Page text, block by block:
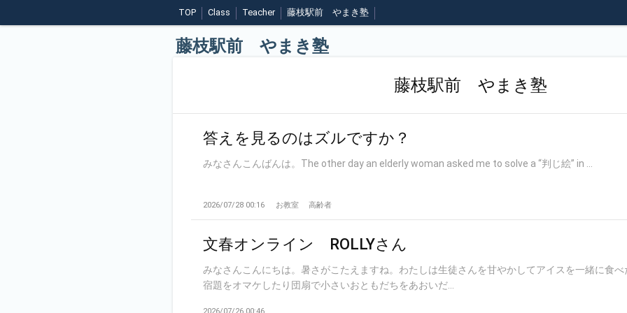
TOP Class Teacher 藤枝駅前 やまき塾
藤枝駅前 やまき塾
藤枝駅前 やまき塾
答えを見るのはズルですか？
みなさんこんばんは。The other day an elderly woman asked me to solve a “判じ絵” in ...
2026/07/28 00:16 お教室 高齢者
文春オンライン ROLLYさん
みなさんこんにちは。暑さがこたえますね。わたしは生徒さんを甘やかしてアイスを一緒に食べ
宿題をオマケしたり団扇で小さいおともだちをあおいだ...